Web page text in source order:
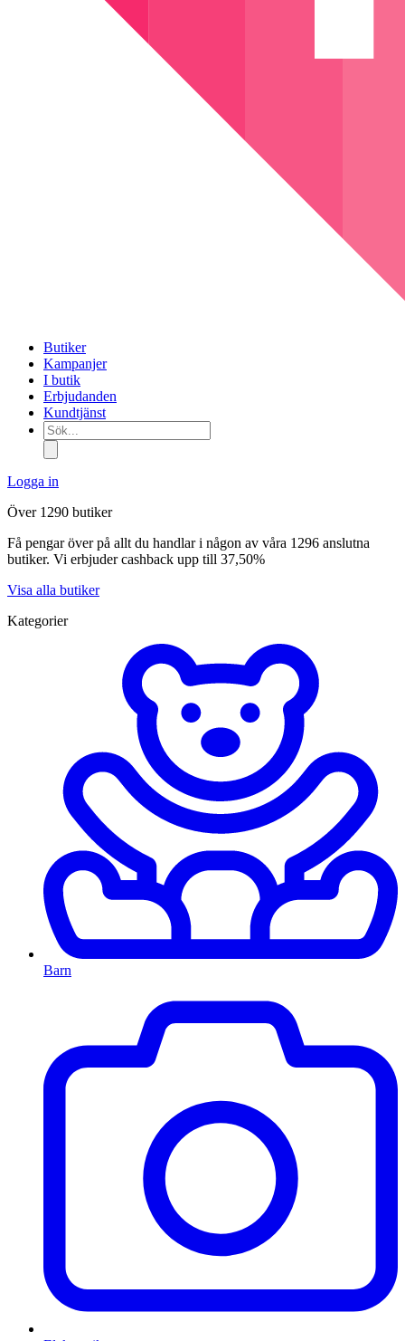
Butiker
Kampanjer
I butik
Erbjudanden
Kundtjänst
Sök...
Logga in
Över 1290 butiker
Få pengar över på allt du handlar i någon av våra 1296 anslutna
butiker. Vi erbjuder cashback upp till 37,50%
Visa alla butiker
Kategorier
Barn